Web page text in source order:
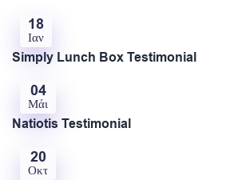
18
Ιαν
Simply Lunch Box Testimonial
04
Μάι
Natiotis Testimonial
20
Οκτ